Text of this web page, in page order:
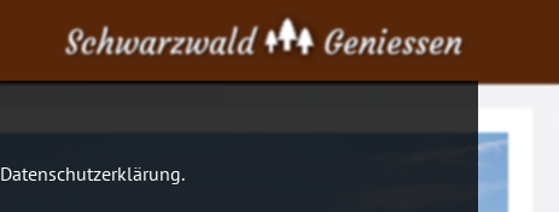
Schwarzwald Geniessen
Datenschutzerklärung.